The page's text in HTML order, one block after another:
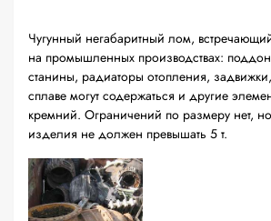
Чугунный негабаритный лом,
на промышленных производствах:
станины, радиаторы отопления,
сплаве могут содержаться и другие
кремний. Ограничений по размеру нет,
изделия не должен превышать 5 т.